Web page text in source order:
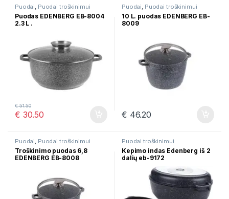
Puodai Puodai troškinimui
Puodas EDENBERG EB-8004
2.3 L .
€ 30.50
€51.50
Puodai Puodai troškinimui
10 L. puodas EDENBERG EB-
8009
€ 46.20
Puodai, Puodai troškinimui
Troškinimo puodas 6,8
EDENBERG EB-8008
Puodai troškinimui
Kepimo indas Edenberg iš 2
dalių eb-9172